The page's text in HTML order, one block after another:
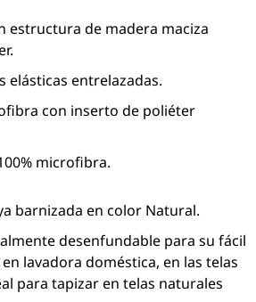
estructura de madera maciza
elásticas entrelazadas.
con inserto de poliéter
microfibra.
barnizada en color Natural.
desenfundable para su fácil
lavadora doméstica, en las telas
para tapizar en telas naturales